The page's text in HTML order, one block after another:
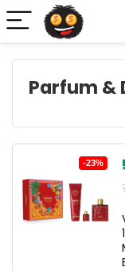
Parfum &
-23%